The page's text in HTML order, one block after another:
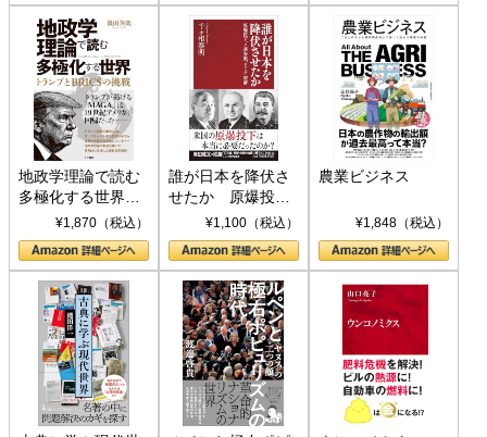
地政学理論で読む
多極化する世界：
トランプとBRICS
の挑戦
¥1,870（税込）
誰が日本を降伏さ
せたか 原爆投
下、ソ連参戦、そ
して聖断 (PHP新
書)
¥1,100（税込）
農業ビジネス
¥1,848（税込）